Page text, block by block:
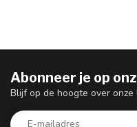
Abonneer je op
Blijf op de hoogte over